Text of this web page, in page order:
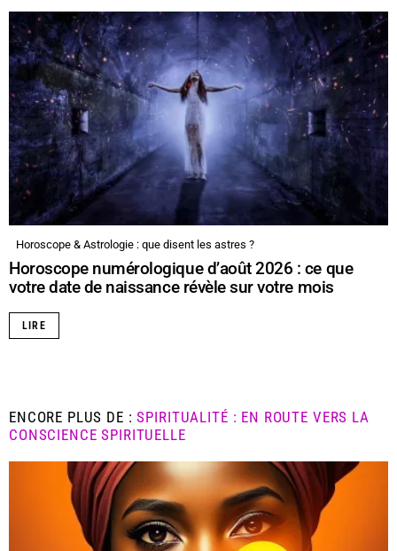
Horoscope & Astrologie : que disent les astres ?
Horoscope numérologique d’août 2026 : ce que
votre date de naissance révèle sur votre mois
LIRE
ENCORE PLUS DE :SPIRITUALITÉ : EN ROUTE VERS LA
CONSCIENCE SPIRITUELLE